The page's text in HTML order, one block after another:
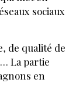
ESTHÉTIQUES
2021